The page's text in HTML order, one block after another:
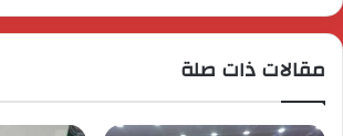
مقالات ذات صلة